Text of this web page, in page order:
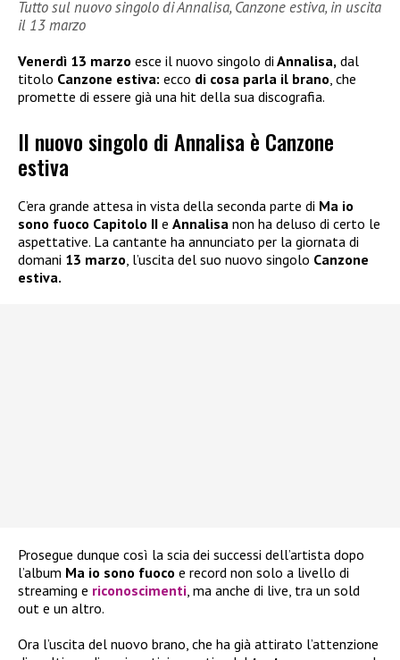
Tutto sul nuovo singolo di Annalisa, Canzone estiva, in uscita
il 13 marzo
Venerdì 13 marzo esce il nuovo singolo di Annalisa, dal
titolo Canzone estiva: ecco di cosa parla il brano , che
promette di essere già una hit della sua discografia.
Il nuovo singolo di Annalisa è Canzone
estiva
C’era grande attesa in vista della seconda parte di Ma io
sono fuoco Capitolo II e Annalisa non ha deluso di certo le
aspettative. La cantante ha annunciato per la giornata di
domani 13 marzo, l’uscita del suo nuovo singolo Canzone
estiva.
Prosegue dunque così la scia dei successi dell’artista dopo
l’album Ma io sono fuoco e record non solo a livello di
streaming e riconoscimenti, ma anche di live, tra un sold
out e un altro.
Ora l’uscita del nuovo brano, che ha già attirato l’attenzione